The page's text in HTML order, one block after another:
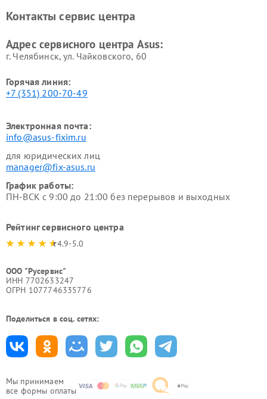
Мы принимаем
все формы оплаты
Контакты сервис центра
Адрес сервисного центра Asus:
г. Челябинск, ул. Чайковского, 60
Горячая линия:
+7 (351) 200-70-49
Электронная почта:
info@asus-fixim.ru
для юридических лиц
manager@fix-asus.ru
График работы:
ПН-ВСК с 9:00 до 21:00 без перерывов и выходных
Рейтинг сервисного центра
4.9-5.0
ООО "Русервис"
ИНН 7702633247
ОГРН 1077746335776
Поделиться в соц. сетях: